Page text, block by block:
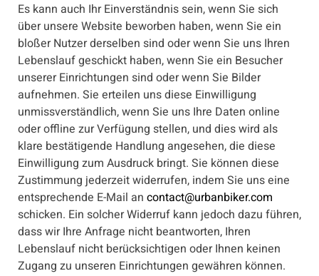
Es kann auch Ihr Einverständnis sein, wenn Sie sich
über unsere Website beworben haben, wenn Sie ein
bloßer Nutzer derselben sind oder wenn Sie uns Ihren
Lebenslauf geschickt haben, wenn Sie ein Besucher
unserer Einrichtungen sind oder wenn Sie Bilder
aufnehmen. Sie erteilen uns diese Einwilligung
unmissverständlich, wenn Sie uns Ihre Daten online
oder offline zur Verfügung stellen, und dies wird als
klare bestätigende Handlung angesehen, die diese
Einwilligung zum Ausdruck bringt. Sie können diese
Zustimmung jederzeit widerrufen, indem Sie uns eine
entsprechende E-Mail an contact@urbanbiker.com
schicken. Ein solcher Widerruf kann jedoch dazu führen,
dass wir Ihre Anfrage nicht beantworten, Ihren
Lebenslauf nicht berücksichtigen oder Ihnen keinen
Zugang zu unseren Einrichtungen gewähren können.